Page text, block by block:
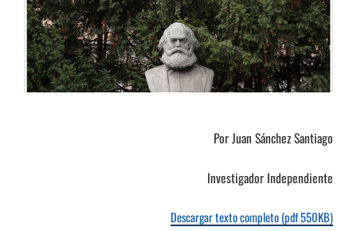
Por Juan Sánchez Santiago
Investigador Independiente
Descargar texto completo (pdf 550KB)